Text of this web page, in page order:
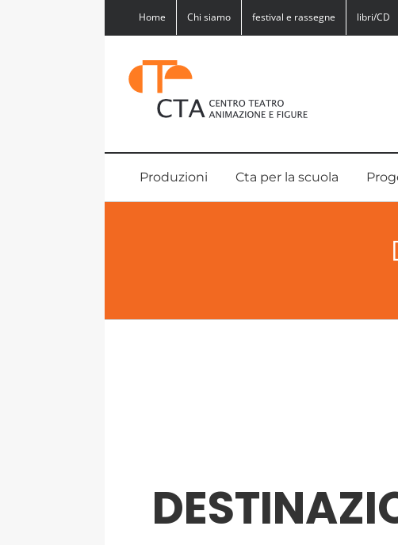
Home Chi siamo festival e rassegne libri/CD
Produzioni Cta per la scuola